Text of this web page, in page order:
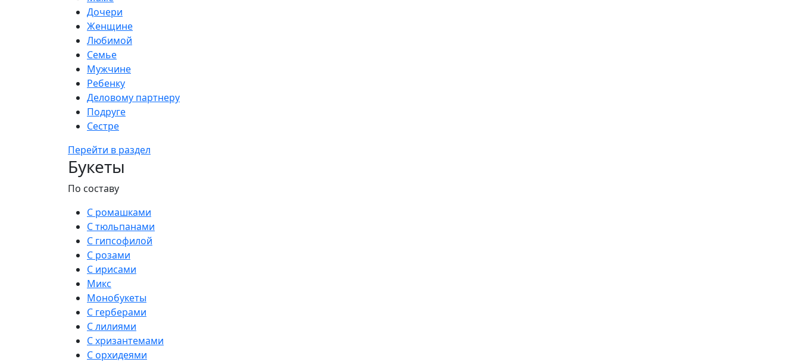
Дочери
Женщине
Любимой
Семье
Мужчине
Ребенку
Деловому партнеру
Подруге
Сестре
Перейти в раздел
Букеты
По составу
С ромашками
С тюльпанами
С гипсофилой
С розами
С ирисами
Микс
Монобукеты
С герберами
С лилиями
С хризантемами
С орхидеями